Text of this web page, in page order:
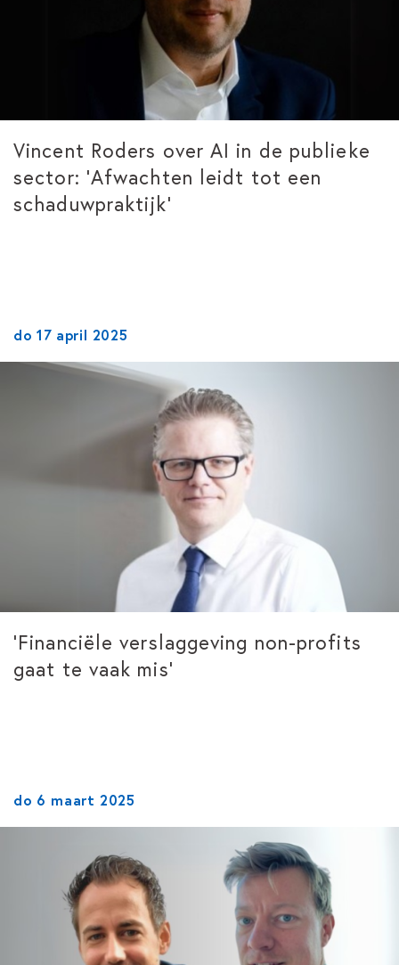
Vincent Roders over AI in de publieke
sector: ‘Afwachten leidt tot een
schaduwpraktijk’
do 17 april 2025
‘Financiële verslaggeving non-profits
gaat te vaak mis’
do 6 maart 2025